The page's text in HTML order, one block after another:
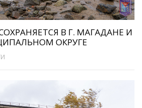
В Г. МАГАДАНЕ И
ОКРУГЕ